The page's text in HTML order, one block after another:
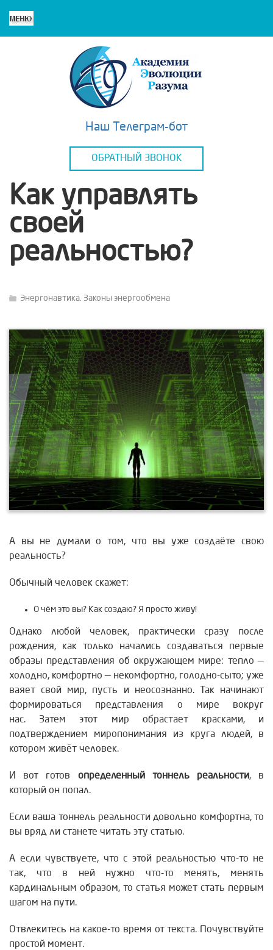
Наш Телеграм-бот
ОБРАТНЫЙ ЗВОНОК
Как управлять
своей
реальностью?
Энергонавтика. Законы энергообмена
А вы не думали о том, что вы уже создаёте свою
реальность?
Обычный человек скажет:
О чём это вы? Как создаю? Я просто живу!
Однако любой человек, практически сразу после
рождения, как только начались создаваться первые
образы представления об окружающем мире: тепло —
холодно, комфортно — некомфортно, голодно-сыто; уже
ваяет свой мир, пусть и неосознанно.
Так начинают
формироваться представления о мире вокруг
нас. Затем этот мир обрастает красками, и
подтверждением миропонимания из круга людей, в
котором живёт человек.
И вот готов определенный тоннель реальности, в
который он попал.
Если ваша тоннель реальности довольно комфортна, то
вы вряд ли станете читать эту статью.
А если чувствуете, что с этой реальностью что-то не
так, что в ней нужно что-то менять, менять
кардинальным образом, то статья может стать первым
шагом на пути.
Отвлекитесь на какое-то время от текста. Почувствуйте
простой момент.